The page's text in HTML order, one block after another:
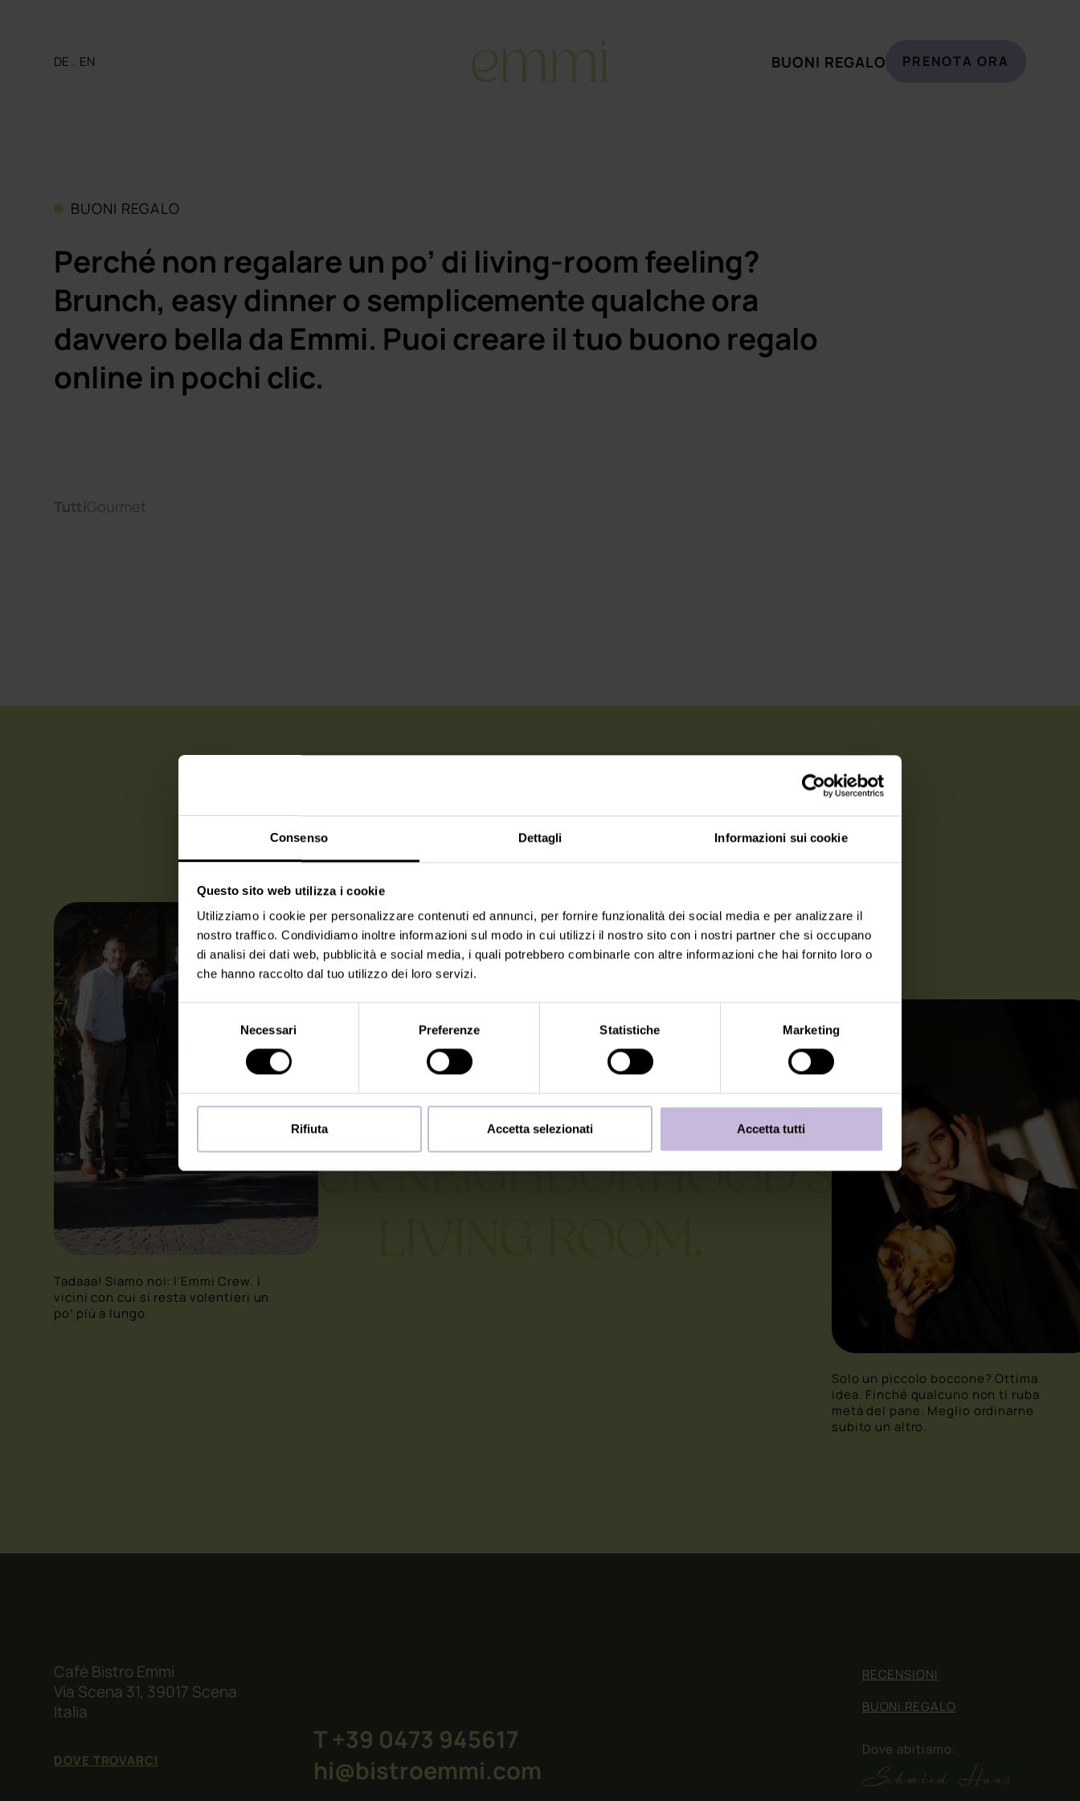
Consenso Dettagli Informazioni sui cookie
Questo sito web utilizza i cookie
Utilizziamo i cookie per personalizzare contenuti ed annunci, per fornire funzionalità dei social media e per analizzare il
nostro traffico. Condividiamo inoltre informazioni sul modo in cui utilizzi il nostro sito con i nostri partner che si occupano
di analisi dei dati web, pubblicità e social media, i quali potrebbero combinarle con altre informazioni che hai fornito loro o
che hanno raccolto dal tuo utilizzo dei loro servizi.
Necessari Preferenze Statistiche Marketing
Rifiuta Accetta selezionati Accetta tutti
DE . EN BUONI REGALO PRENOTA ORA
BUONI REGALO
Perché non regalare un po’ di living-room feeling?
Brunch, easy dinner o semplicemente qualche ora
davvero bella da Emmi. Puoi creare il tuo buono regalo
online in pochi clic.
YOUR NEIGHBORHOOD’S
Tadaaa! Siamo noi: l’Emmi Crew. I
vicini con cui si resta volentieri un
po’ più a lungo.
Il nostro angolo giochi: mentre la
mamma sorseggia il cappuccino, qui
Solo un piccolo boccone? Ottima
idea. Finché qualcuno non ti ruba
metà del pane. Meglio ordinarne
subito un altro.
Cafè Bistro Emmi
Via Scena 31, 39017 Scena
Italia
DOVE TROVARCI
T +39 0473 945617
hi@bistroemmi.com
RECENSIONI
BUONI REGALO
Dove abitiamo: